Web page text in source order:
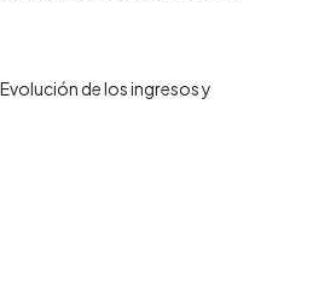
Evolución de los ingresos y